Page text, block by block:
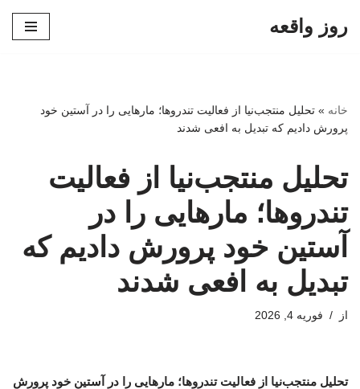
روز واقعه
خانه » تحلیل منتجب‌نیا از فعالیت تندروها؛ مارهایی را در آستین خود
پرورش دادیم که تبدیل به افعی شدند
تحلیل منتجب‌نیا از فعالیت
تندروها؛ مارهایی را در
آستین خود پرورش دادیم که
تبدیل به افعی شدند
از فوریه 4, 2026
تحلیل منتجب‌نیا از فعالیت تندروها؛ مارهایی را در آستین خود پرورش